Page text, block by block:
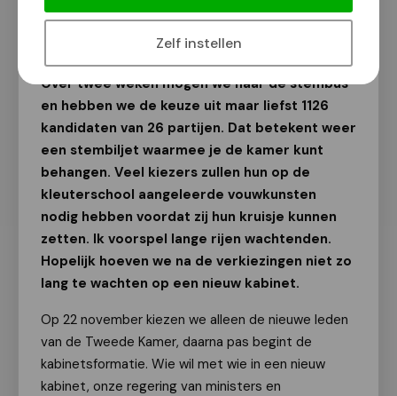
Zelf instellen
Tekst: Carolus
8 november 2023
Over twee weken mogen we naar de stembus
en hebben we de keuze uit maar liefst 1126
kandidaten van 26 partijen. Dat betekent weer
een stembiljet waarmee je de kamer kunt
behangen. Veel kiezers zullen hun op de
kleuterschool aangeleerde vouwkunsten
nodig hebben voordat zij hun kruisje kunnen
zetten. Ik voorspel lange rijen wachtenden.
Hopelijk hoeven we na de verkiezingen niet zo
lang te wachten op een nieuw kabinet.
Op 22 november kiezen we alleen de nieuwe leden
van de Tweede Kamer, daarna pas begint de
kabinetsformatie. Wie wil met wie in een nieuw
kabinet, onze regering van ministers en